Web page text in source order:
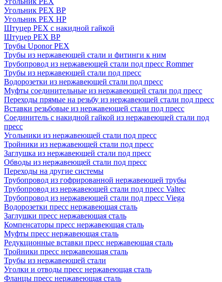
Угольник PEX ВР
Угольник PEX НР
Штуцер PEX c накидной гайкой
Штуцер PEX ВР
Трубы Uponor PEX
Трубы из нержавеющей стали и фитинги к ним
Трубопровод из нержавеющей стали под пресс Rommer
Трубы из нержавеющей стали под пресс
Водорозетки из нержавеющей стали под пресс
Муфты соединительные из нержавеющей стали под пресс
Переходы прямые на резьбу из нержавеющей стали под пресс
Вставки резьбовые из нержавеющей стали под пресс
Соединитель с накидной гайкой из нержавеющей стали под
пресс
Угольники из нержавеющей стали под пресс
Тройники из нержавеющей стали под пресс
Заглушка из нержавеющей стали под пресс
Обводы из нержавеющей стали под пресс
Переходы на другие системы
Трубопровод из гофрированной нержавеющей трубы
Трубопровод из нержавеющей стали под пресс Valtec
Трубопровод из нержавеющей стали под пресс Viega
Водорозетки пресс нержавеющая сталь
Заглушки пресс нержавеющая сталь
Компенсаторы пресс нержавеющая сталь
Муфты пресс нержавеющая сталь
Редукционные вставки пресс нержавеющая сталь
Тройники пресс нержавеющая сталь
Трубы из нержавеющей стали
Уголки и отводы пресс нержавеющая сталь
Фланцы пресс нержавеющая сталь